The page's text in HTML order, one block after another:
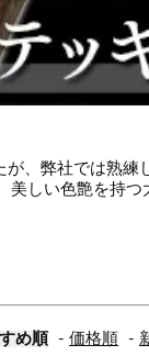
が、弊社では熟練
美しい色艶を持つ
め順 - 価格順 -